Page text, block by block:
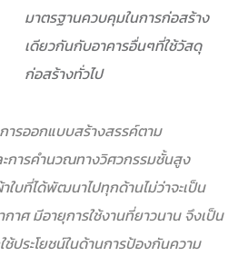
มาตรฐานควบคุมในการก่อสร้าง
เดียวกันกับอาคารอื่นๆที่ใช้วัสดุ
ก่อสร้างทั่วไป
ารออกแบบสร้างสรรค์ตาม
การคำนวณทางวิศวกรรมชั้นสูง
บที่ได้พัฒนาไปทุกด้านไม่ว่าจะเป็น
ศ มีอายุการใช้งานที่ยาวนาน จึงเป็น
ประโยชน์ในด้านการป้องกันความ